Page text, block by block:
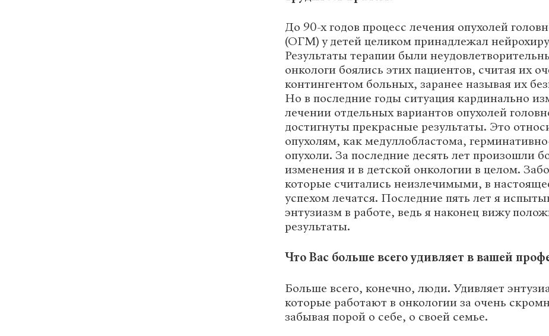
До 90-х годов процесс лечения опухолей
(ОГМ) у детей целиком принадлежал
Результаты терапии были
онкологи боялись этих пациентов, считая их
контингентом больных, заранее называя их
Но в последние годы ситуация кардинально
лечении отдельных вариантов опухолей
достигнуты прекрасные результаты. Это
опухолям, как медуллобластома,
опухоли. За последние десять лет произошли
изменения и в детской онкологии в целом.
которые считались неизлечимыми, в
успехом лечатся. Последние пять лет я
энтузиазм в работе, ведь я наконец вижу
результаты.
Что Вас больше всего удивляет в вашей
Больше всего, конечно, люди. Удивляет
которые работают в онкологии за очень
забывая порой о себе, о своей семье.